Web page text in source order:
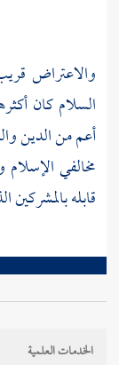
والاعتراض
السلام كان
أعم من الدين
مخالفي
قابله
الخدمات العلمية